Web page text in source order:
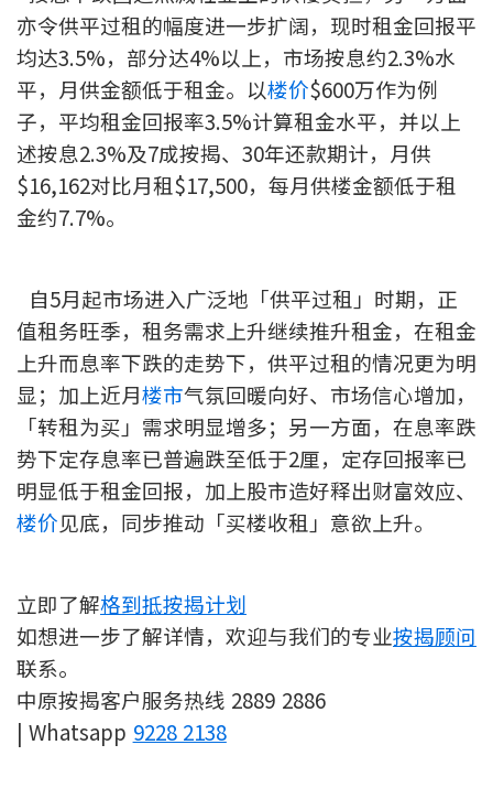
新闻/研究
公司动态
按市新闻
统计数据库
按揭智库
楼按专栏
按揭百科
实时银行资讯
装修设计专栏
火险、家居、宠物保险
亦令供平过租的幅度进一步扩阔，现时租金回报平
均达3.5%，部分达4%以上，市场按息约2.3%水
平，月供金额低于租金。以楼价$600万作为例
子，平均租金回报率3.5%计算租金水平，并以上
述按息2.3%及7成按揭、30年还款期计，月供
$16,162对比月租$17,500，每月供楼金额低于租
金约7.7%。
自5月起市场进入广泛地「供平过租」时期，正
值租务旺季，租务需求上升继续推升租金，在租金
上升而息率下跌的走势下，供平过租的情况更为明
显；加上近月楼市气氛回暖向好、市场信心增加，
「转租为买」需求明显增多；另一方面，在息率跌
势下定存息率已普遍跌至低于2厘，定存回报率已
明显低于租金回报，加上股市造好释出财富效应、
楼价见底，同步推动「买楼收租」意欲上升。
立即了解格到抵按揭计划
如想进一步了解详情，欢迎与我们的专业按揭顾问
联系。
中原按揭客户服务热线 2889 2886
| Whatsapp 9228 2138